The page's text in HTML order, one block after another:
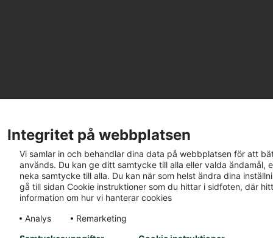
Integritet på webbplatsen
Vi samlar in och behandlar dina data på webbplatsen för att
används. Du kan ge ditt samtycke till alla eller valda ändamål,
neka samtycke till alla. Du kan när som helst ändra dina
gå till sidan Cookie instruktioner som du hittar i sidfoten, där
information om hur vi hanterar cookies
Analys
Remarketing